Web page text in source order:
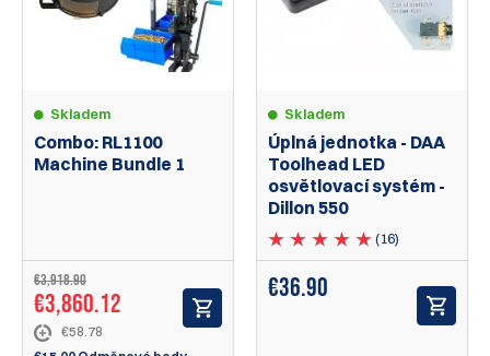
Skladem
Combo: RL1100
Machine Bundle 1
€3,918.90
€3,860.12
€58.78
Skladem
Úplná jednotka - DAA
Toolhead LED
osvětlovací systém -
Dillon 550
(16)
€36.90